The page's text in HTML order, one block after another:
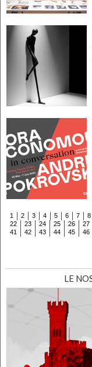
1 2 3 4 5 6 7 8
22
23 24 25 26 27
41
42 43 44 45 46
LE